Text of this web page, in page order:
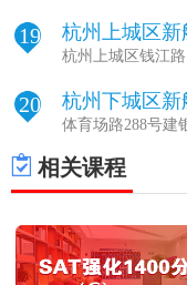
19
杭州上城区新
区)
杭州上城区钱江
20
杭州下城区新
区)
体育场路288号建
相关课程